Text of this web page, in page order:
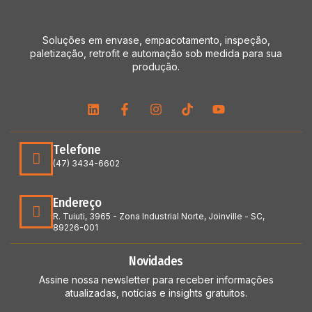
Soluções em envase, empacotamento, inspeção,
paletização, retrofit e automação sob medida para sua
produção.
Telefone
(47) 3434-6602
Endereço
R. Tuiuti, 3965 - Zona Industrial Norte, Joinville - SC,
89226-001
Novidades
Assine nossa newsletter para receber informações
atualizadas, notícias e insights gratuitos.